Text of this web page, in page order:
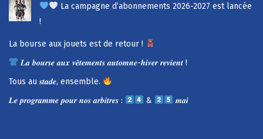
La campagne d’abonnements 2026-2027 est lancée
!
La bourse aux jouets est de retour !
𝑳𝒂 𝒃𝒐𝒖𝒓𝒔𝒆 𝒂𝒖𝒙 𝒗𝒆̂𝒕𝒆𝒎𝒆𝒏𝒕𝒔 𝒂𝒖𝒕𝒐𝒎𝒏𝒆-𝒉𝒊𝒗𝒆𝒓 𝒓𝒆𝒗𝒊𝒆𝒏𝒕 !
Tous au 𝒔𝒕𝒂𝒅𝒆, ensemble.
𝑳𝒆 𝒑𝒓𝒐𝒈𝒓𝒂𝒎𝒎𝒆 𝒑𝒐𝒖𝒓 𝒏𝒐𝒔 𝒂𝒓𝒃𝒊𝒕𝒓𝒆𝒔 :
& 𝒎𝒂𝒊